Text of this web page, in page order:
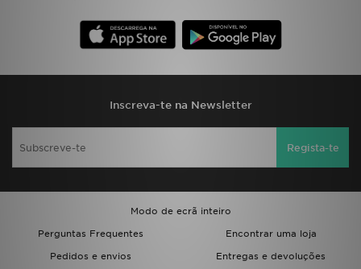
Inscreva-te na Newsletter
Regista-te
Modo de ecrã inteiro
Perguntas Frequentes
Encontrar uma loja
Pedidos e envios
Entregas e devoluções
FAZ DOWNLOAD DA APP
TRABALHA CONNOSCO